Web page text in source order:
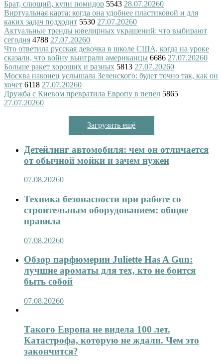
Брат, слющий, купи помидор 5543 28.07.20260
Виртуальная карта: когда она удобнее пластиковой и для
каких задач подходит 5530 27.07.20260
Актуальные тренды ювелирных украшений: что выбирают
сегодня 4788 27.07.20260
Что ответила русская девочка в школе США, когда на уроке
сказали, что войну выиграли американцы 6686 27.07.20260
Больше ракет хороших и разных 5813 27.07.20260
Москва наконец услышала Зеленского: будет точно так, как он
хочет 6118 27.07.20260
Дружба с Киевом превратила Европу в пепел 5865
27.07.20260
Загрузить ещё
Детейлинг автомобиля: чем он отличается
от обычной мойки и зачем нужен
07.08.20260
Техника безопасности при работе со
строительным оборудованием: общие
правила
07.08.20260
Обзор парфюмерии Juliette Has A Gun:
лучшие ароматы для тех, кто не боится
быть собой
07.08.20260
Такого Европа не видела 100 лет.
Катастрофа, которую не ждали. Чем это
закончится?